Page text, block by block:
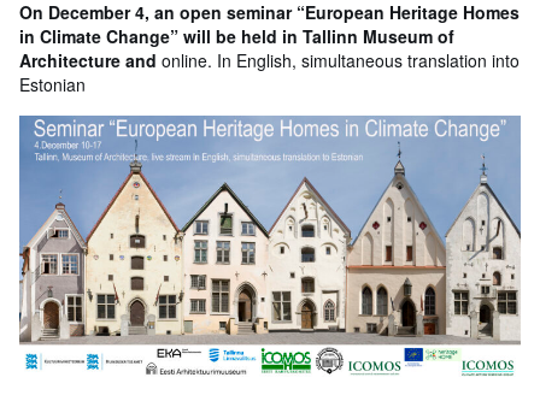
On December 4, an open seminar “European Heritage Homes
in Climate Change” will be held in Tallinn Museum of
Architecture and online. In English, simultaneous translation into
Estonian